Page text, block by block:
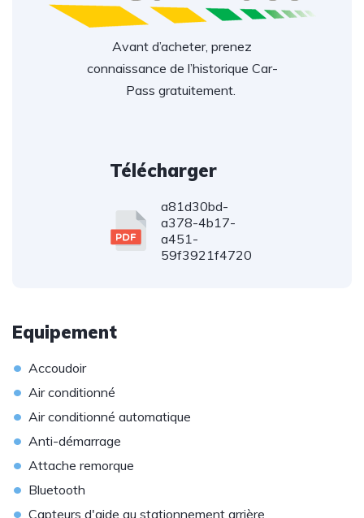
Avant d’acheter, prenez
connaissance de l’historique Car-
Pass gratuitement.
Télécharger
a81d30bd-
a378-4b17-
a451-
59f3921f4720
Equipement
• Accoudoir
• Air conditionné
• Air conditionné automatique
• Anti-démarrage
• Attache remorque
• Bluetooth
• Capteurs d'aide au stationnement arrière